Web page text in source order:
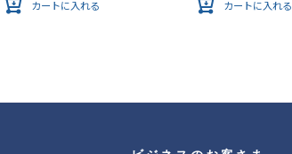
カートに入れる カートに入れる